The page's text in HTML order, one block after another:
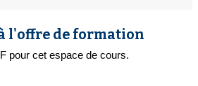
l'offre de formation
pour cet espace de cours.